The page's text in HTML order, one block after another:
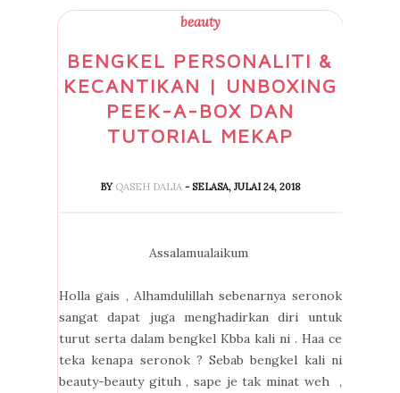
beauty
BENGKEL PERSONALITI &
KECANTIKAN | UNBOXING
PEEK-A-BOX DAN
TUTORIAL MEKAP
BY QASEH DALIA - SELASA, JULAI 24, 2018
Assalamualaikum
Holla gais , Alhamdulillah sebenarnya seronok
sangat dapat juga menghadirkan diri untuk
turut serta dalam bengkel Kbba kali ni . Haa ce
teka kenapa seronok ? Sebab bengkel kali ni
beauty-beauty gituh , sape je tak minat weh ,